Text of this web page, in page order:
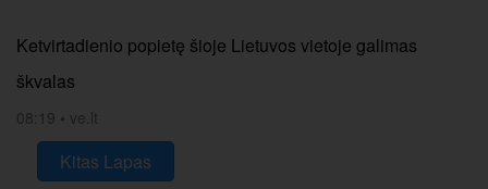
Ketvirtadienio popietę šioje Lietuvos vietoje galimas
škvalas
08:19 • ve.lt
Kitas Lapas